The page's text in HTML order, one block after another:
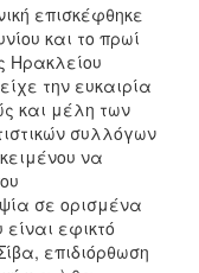
επισκέφθηκε
και το πρωί
Ηρακλείου
την ευκαιρία
και μέλη των
συλλόγων
να
σε ορισμένα
εφικτό
επιδιόρθωση